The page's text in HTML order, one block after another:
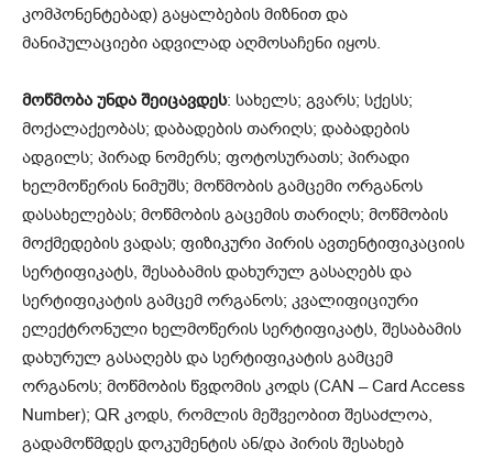
კომპონენტებად) გაყალბების მიზნით და
მანიპულაციები ადვილად აღმოსაჩენი იყოს.
მოწმობა უნდა შეიცავდეს: სახელს; გვარს; სქესს;
მოქალაქეობას; დაბადების თარიღს; დაბადების
ადგილს; პირად ნომერს; ფოტოსურათს; პირადი
ხელმოწერის ნიმუშს; მოწმობის გამცემი ორგანოს
დასახელებას; მოწმობის გაცემის თარიღს; მოწმობის
მოქმედების ვადას; ფიზიკური პირის ავთენტიფიკაციის
სერტიფიკატს, შესაბამის დახურულ გასაღებს და
სერტიფიკატის გამცემ ორგანოს; კვალიფიციური
ელექტრონული ხელმოწერის სერტიფიკატს, შესაბამის
დახურულ გასაღებს და სერტიფიკატის გამცემ
ორგანოს; მოწმობის წვდომის კოდს (CAN – Card Access
Number); QR კოდს, რომლის მეშვეობით შესაძლოა,
გადამოწმდეს დოკუმენტის ან/და პირის შესახებ